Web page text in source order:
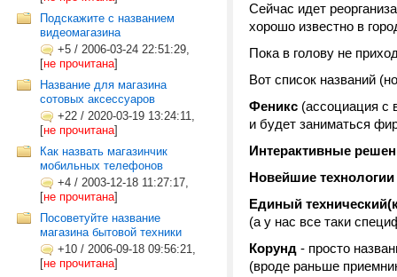
Подскажите с названием
видеомагазина
+5 / 2006-03-24 22:51:29,
[не прочитана]
Название для магазина
сотовых аксессуаров
+22 / 2020-03-19 13:24:11,
[не прочитана]
Как назвать магазинчик
мобильных телефонов
+4 / 2003-12-18 11:27:17,
[не прочитана]
Посоветуйте название
магазина бытовой техники
+10 / 2006-09-18 09:56:21,
[не прочитана]
Сейчас идет
хорошо известно в
Пока в голову не
Вот список названий
Феникс (ассоциация с
и будет заниматься
Интерактивные
Новейшие технологии
Единый
(а у нас все таки
Корунд - просто
(вроде раньше